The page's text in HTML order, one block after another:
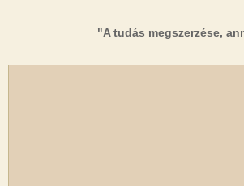
"A tudás megszerzése,